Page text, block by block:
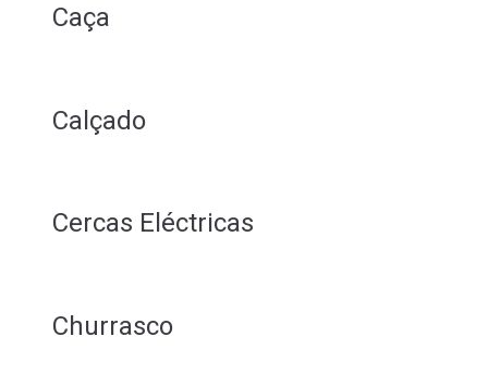
Caça
Calçado
Cercas Eléctricas
Churrasco